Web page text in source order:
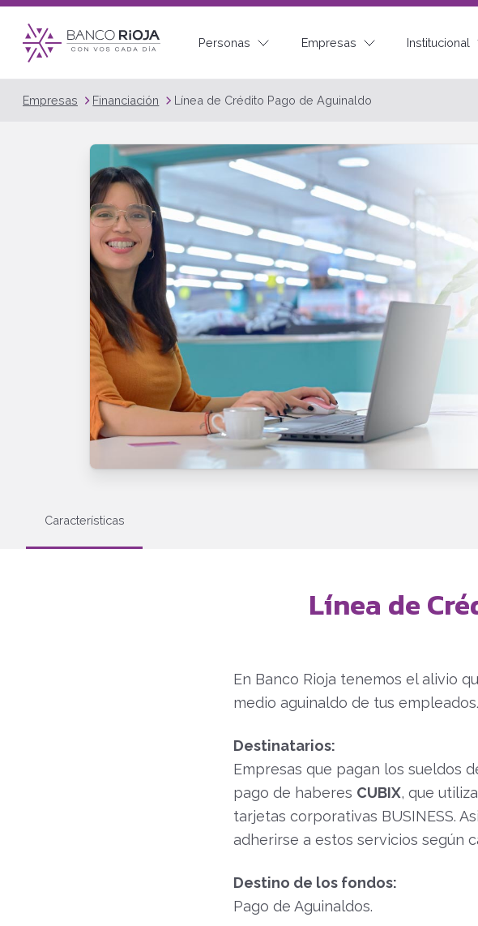
Personas Empresas Institucional
Empresas Financiación Línea de Crédito Pago de Aguinaldo
Características
Línea de
En Banco Rioja tenemos el alivio
medio aguinaldo de tus
Destinatarios:
Empresas que pagan los sueldos
pago de haberes CUBIX, que
tarjetas corporativas BUSINESS.
adherirse a estos servicios según
Destino de los fondos:
Pago de Aguinaldos.